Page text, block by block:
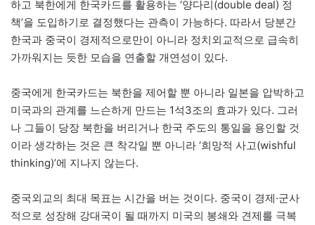
하고 북한에게 한국카드를 활용하는 ‘양다리(double deal) 정
책’을 도입하기로 결정했다는 관측이 가능하다. 따라서 당분간
한국과 중국이 경제적으로만이 아니라 정치외교적으로 급속히
가까워지는 듯한 모습을 연출할 개연성이 있다.
중국에게 한국카드는 북한을 제어할 뿐 아니라 일본을 압박하고
미국과의 관계를 느슨하게 만드는 1석3조의 효과가 있다. 그러
나 그들이 당장 북한을 버리거나 한국 주도의 통일을 용인할 것
이라 생각하는 것은 큰 착각일 뿐 아니라 ‘희망적 사고(wishful
thinking)’에 지나지 않는다.
중국외교의 최대 목표는 시간을 버는 것이다. 중국이 경제·군사
적으로 성장해 강대국이 될 때까지 미국의 봉쇄와 견제를 극복